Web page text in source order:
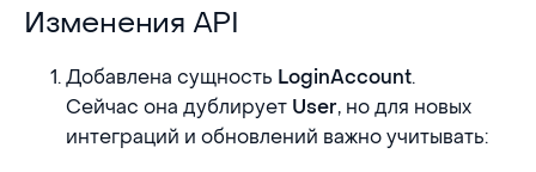
Изменения API
Изменения API
Добавлена сущность LoginAccount.
Сейчас она дублирует User, но для новых
интеграций и обновлений важно учитывать: